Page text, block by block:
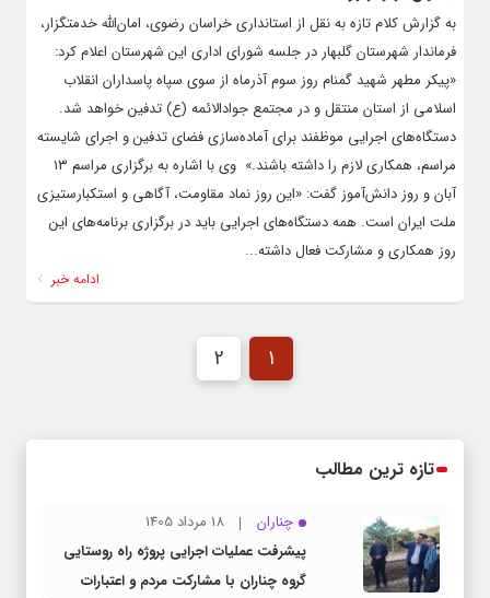
به گزارش کلام تازه به نقل از استانداری خراسان رضوی، امان‌الله خدمتگزار،
فرماندار شهرستان گلبهار در جلسه شورای اداری این شهرستان اعلام کرد:
«پیکر مطهر شهید گمنام روز سوم آذرماه از سوی سپاه پاسداران انقلاب
اسلامی از استان منتقل و در مجتمع جوادالائمه (ع) تدفین خواهد شد.
دستگاه‌های اجرایی موظفند برای آماده‌سازی فضای تدفین و اجرای شایسته
مراسم، همکاری لازم را داشته باشند.» ‌ وی با اشاره به برگزاری مراسم ۱۳
آبان و روز دانش‌آموز گفت: «این روز نماد مقاومت، آگاهی و استکبارستیزی
ملت ایران است. همه دستگاه‌های اجرایی باید در برگزاری برنامه‌های این
روز همکاری و مشارکت فعال داشته...
ادامه خبر
1
2
تازه ترین مطالب
چناران
18 مرداد 1405
پیشرفت عملیات اجرایی پروژه راه روستایی
گروه چناران با مشارکت مردم و اعتبارات